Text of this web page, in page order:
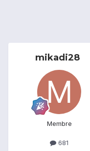
mikadi28
Membre
681